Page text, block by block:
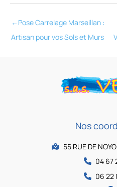
←Pose Carrelage Marseillan :
Artisan pour vos Sols et Murs
Nos
55 RUE DE
04 67
06 22